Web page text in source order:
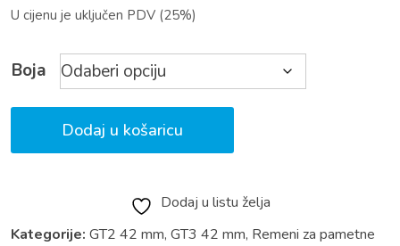
U cijenu je uključen PDV (25%)
Boja
Dodaj u košaricu
Dodaj u listu želja
Kategorije: GT2 42 mm, GT3 42 mm, Remeni za pametne